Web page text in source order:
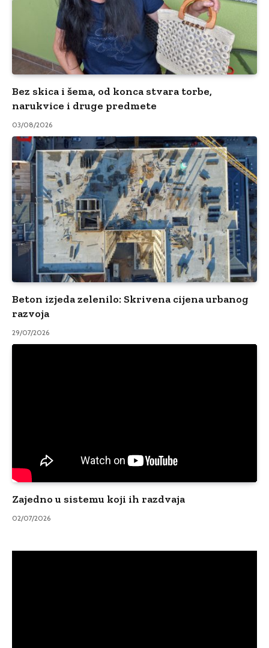
Bez skica i šema, od konca stvara torbe,
narukvice i druge predmete
03/08/2026
Beton izjeda zelenilo: Skrivena cijena urbanog
razvoja
29/07/2026
Zajedno u sistemu koji ih razdvaja
02/07/2026